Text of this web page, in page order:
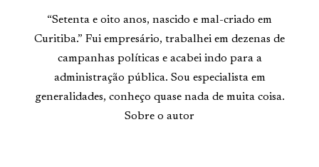
“Setenta e oito anos, nascido e mal-criado em
Curitiba.” Fui empresário, trabalhei em dezenas de
campanhas políticas e acabei indo para a
administração pública. Sou especialista em
generalidades, conheço quase nada de muita coisa.
Sobre o autor